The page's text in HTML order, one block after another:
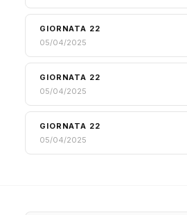
GIORNATA 22
05/04/2025
GIORNATA 22
05/04/2025
GIORNATA 22
05/04/2025